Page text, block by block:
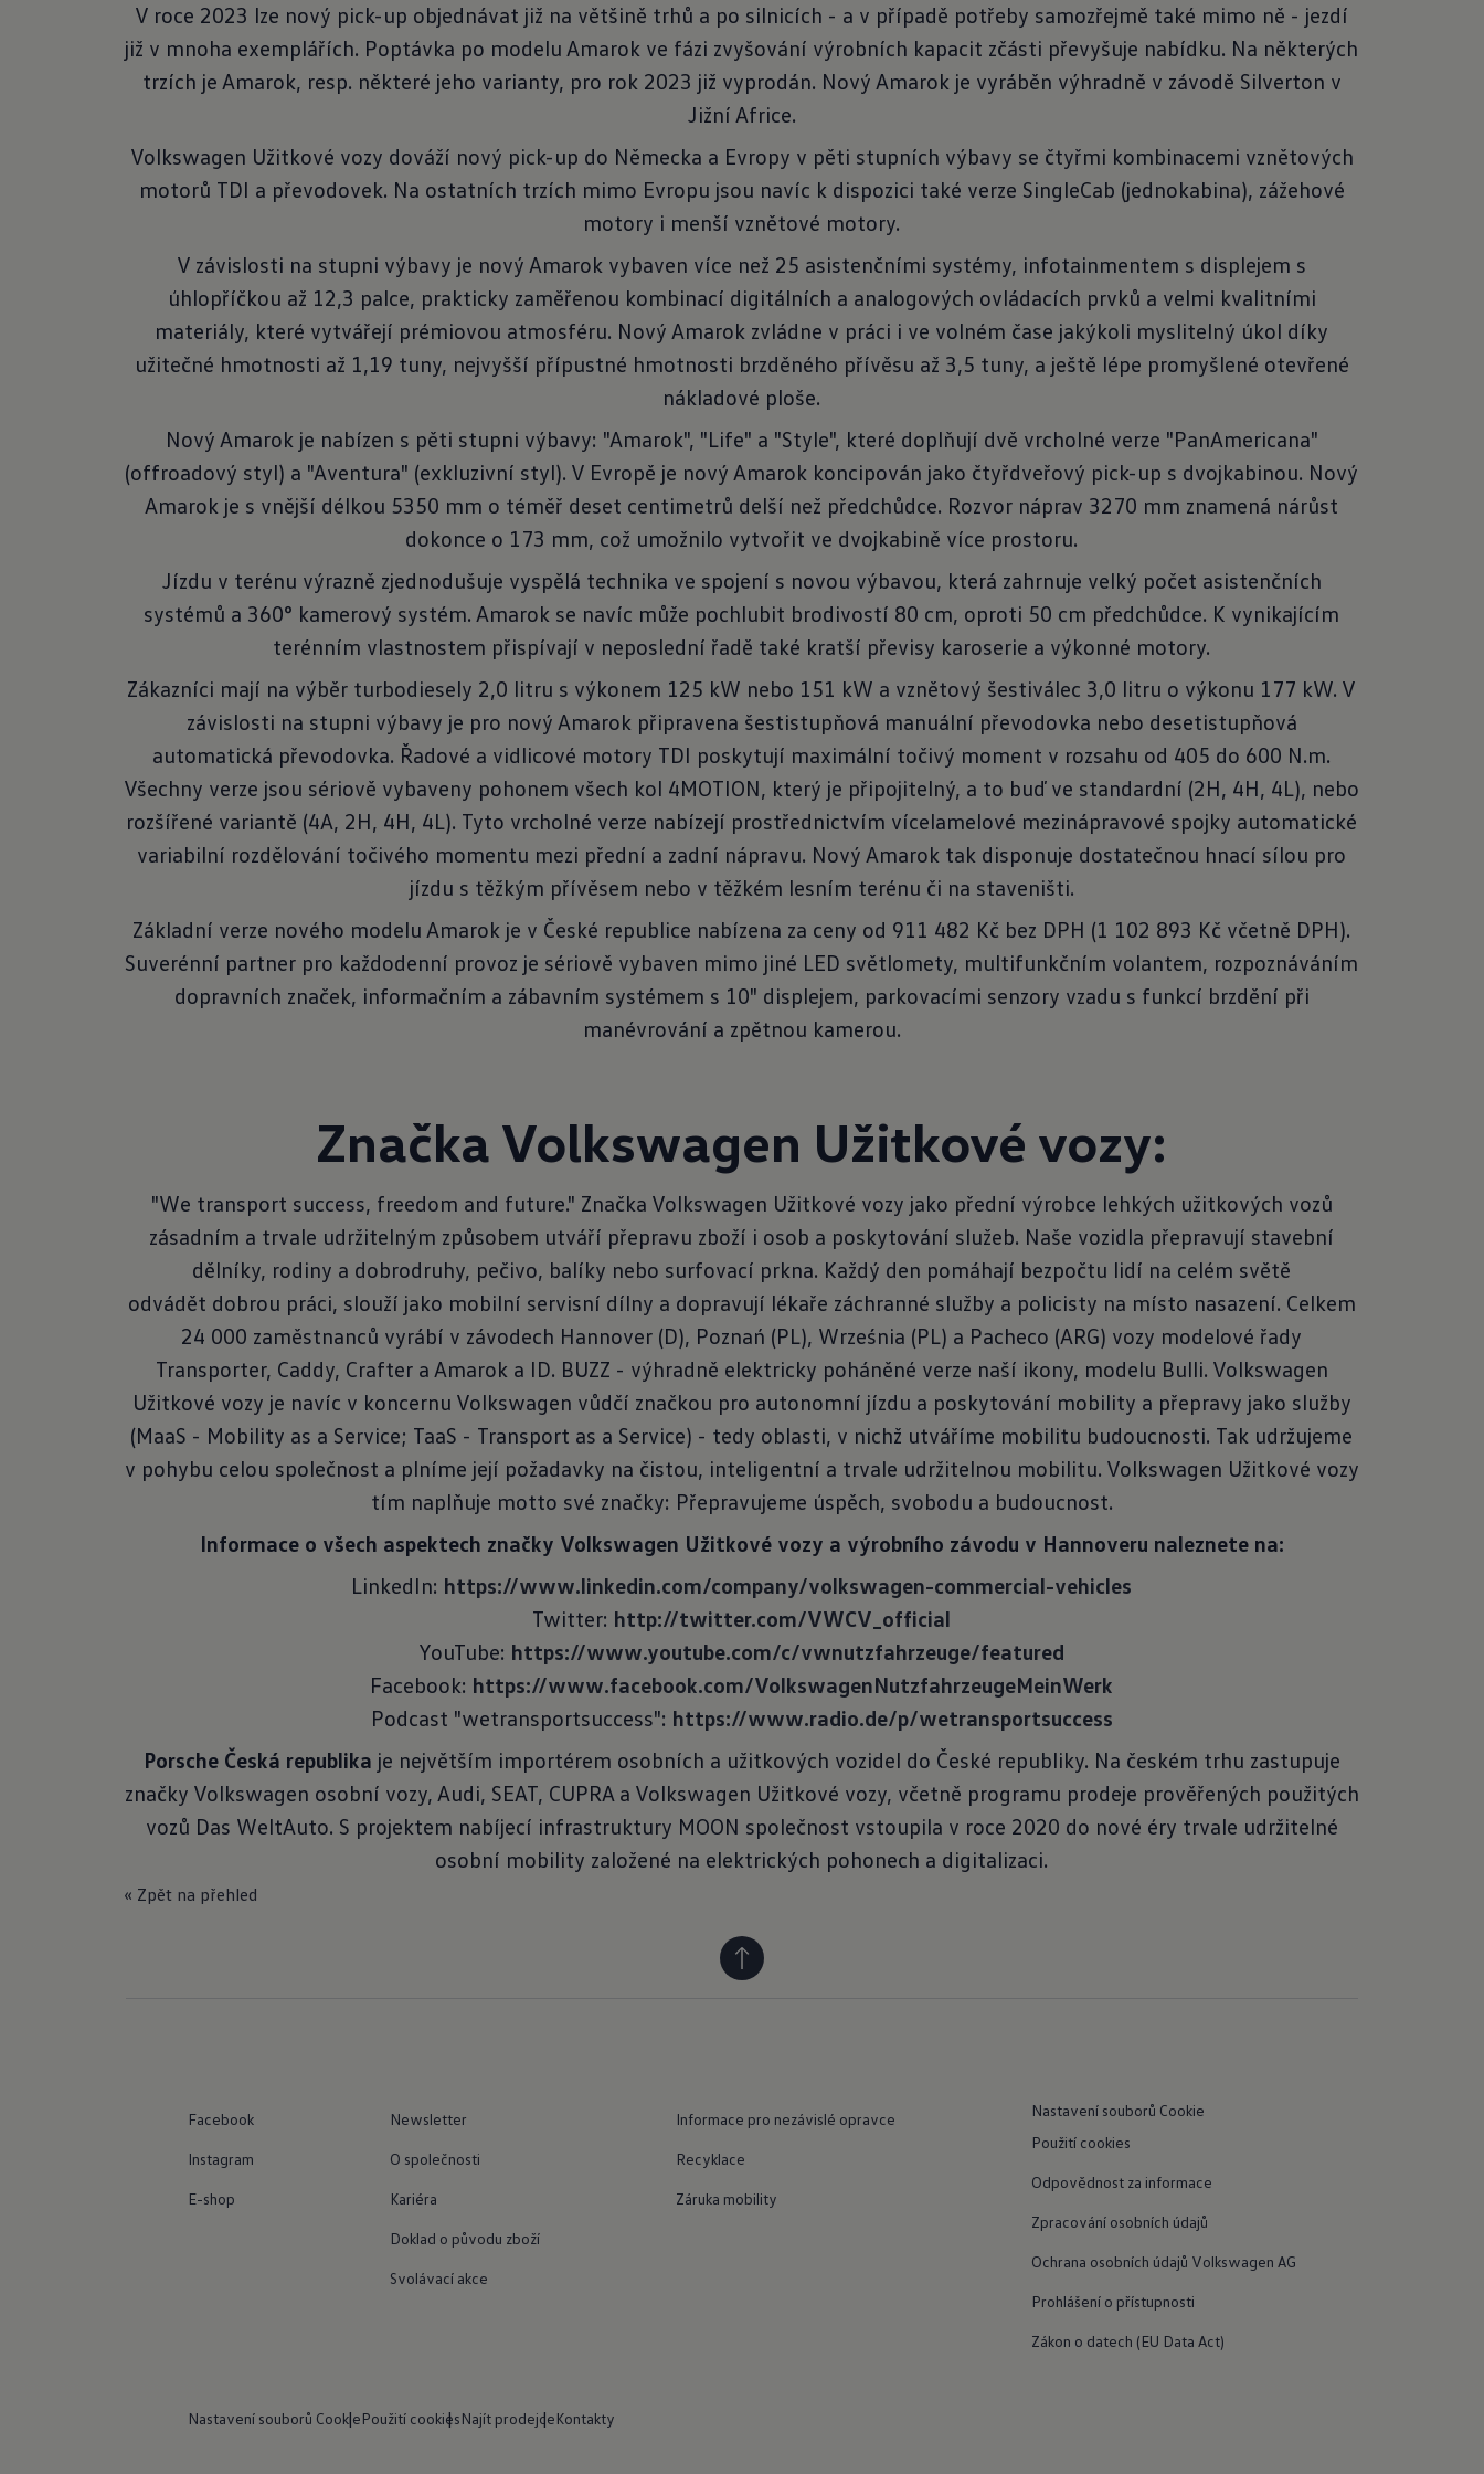
V roce 2023 lze nový pick-up objednávat již na většině trhů a po silnicích - a v případě potřeby samozřejmě také mimo ně - jezdí
již v mnoha exemplářích. Poptávka po modelu Amarok ve fázi zvyšování výrobních kapacit zčásti převyšuje nabídku. Na některých
trzích je Amarok, resp. některé jeho varianty, pro rok 2023 již vyprodán. Nový Amarok je vyráběn výhradně v závodě Silverton v
Jižní Africe.
Volkswagen Užitkové vozy dováží nový pick-up do Německa a Evropy v pěti stupních výbavy se čtyřmi kombinacemi vznětových
motorů TDI a převodovek. Na ostatních trzích mimo Evropu jsou navíc k dispozici také verze SingleCab (jednokabina), zážehové
motory i menší vznětové motory.
V závislosti na stupni výbavy je nový Amarok vybaven více než 25 asistenčními systémy, infotainmentem s displejem s
úhlopříčkou až 12,3 palce, prakticky zaměřenou kombinací digitálních a analogových ovládacích prvků a velmi kvalitními
materiály, které vytvářejí prémiovou atmosféru. Nový Amarok zvládne v práci i ve volném čase jakýkoli myslitelný úkol díky
užitečné hmotnosti až 1,19 tuny, nejvyšší přípustné hmotnosti brzděného přívěsu až 3,5 tuny, a ještě lépe promyšlené otevřené
nákladové ploše.
Nový Amarok je nabízen s pěti stupni výbavy: "Amarok", "Life" a "Style", které doplňují dvě vrcholné verze "PanAmericana"
(offroadový styl) a "Aventura" (exkluzivní styl). V Evropě je nový Amarok koncipován jako čtyřdveřový pick-up s dvojkabinou. Nový
Amarok je s vnější délkou 5350 mm o téměř deset centimetrů delší než předchůdce. Rozvor náprav 3270 mm znamená nárůst
dokonce o 173 mm, což umožnilo vytvořit ve dvojkabině více prostoru.
Jízdu v terénu výrazně zjednodušuje vyspělá technika ve spojení s novou výbavou, která zahrnuje velký počet asistenčních
systémů a 360° kamerový systém. Amarok se navíc může pochlubit brodivostí 80 cm, oproti 50 cm předchůdce. K vynikajícím
terénním vlastnostem přispívají v neposlední řadě také kratší převisy karoserie a výkonné motory.
Zákazníci mají na výběr turbodiesely 2,0 litru s výkonem 125 kW nebo 151 kW a vznětový šestiválec 3,0 litru o výkonu 177 kW. V
závislosti na stupni výbavy je pro nový Amarok připravena šestistupňová manuální převodovka nebo desetistupňová
automatická převodovka. Řadové a vidlicové motory TDI poskytují maximální točivý moment v rozsahu od 405 do 600 N.m.
Všechny verze jsou sériově vybaveny pohonem všech kol 4MOTION, který je připojitelný, a to buď ve standardní (2H, 4H, 4L), nebo
rozšířené variantě (4A, 2H, 4H, 4L). Tyto vrcholné verze nabízejí prostřednictvím vícelamelové mezinápravové spojky automatické
variabilní rozdělování točivého momentu mezi přední a zadní nápravu. Nový Amarok tak disponuje dostatečnou hnací sílou pro
jízdu s těžkým přívěsem nebo v těžkém lesním terénu či na staveništi.
Základní verze nového modelu Amarok je v České republice nabízena za ceny od 911 482 Kč bez DPH (1 102 893 Kč včetně DPH).
Suverénní partner pro každodenní provoz je sériově vybaven mimo jiné LED světlomety, multifunkčním volantem, rozpoznáváním
dopravních značek, informačním a zábavním systémem s 10" displejem, parkovacími senzory vzadu s funkcí brzdění při
manévrování a zpětnou kamerou.
Značka Volkswagen Užitkové vozy:
"We transport success, freedom and future." Značka Volkswagen Užitkové vozy jako přední výrobce lehkých užitkových vozů
zásadním a trvale udržitelným způsobem utváří přepravu zboží i osob a poskytování služeb. Naše vozidla přepravují stavební
dělníky, rodiny a dobrodruhy, pečivo, balíky nebo surfovací prkna. Každý den pomáhají bezpočtu lidí na celém světě
odvádět dobrou práci, slouží jako mobilní servisní dílny a dopravují lékaře záchranné služby a policisty na místo nasazení. Celkem
24 000 zaměstnanců vyrábí v závodech Hannover (D), Poznań (PL), Września (PL) a Pacheco (ARG) vozy modelové řady
Transporter, Caddy, Crafter a Amarok a ID. BUZZ - výhradně elektricky poháněné verze naší ikony, modelu Bulli. Volkswagen
Užitkové vozy je navíc v koncernu Volkswagen vůdčí značkou pro autonomní jízdu a poskytování mobility a přepravy jako služby
(MaaS - Mobility as a Service; TaaS - Transport as a Service) - tedy oblasti, v nichž utváříme mobilitu budoucnosti. Tak udržujeme
v pohybu celou společnost a plníme její požadavky na čistou, inteligentní a trvale udržitelnou mobilitu. Volkswagen Užitkové vozy
tím naplňuje motto své značky: Přepravujeme úspěch, svobodu a budoucnost.
Informace o všech aspektech značky Volkswagen Užitkové vozy a výrobního závodu v Hannoveru naleznete na:
LinkedIn: https://www.linkedin.com/company/volkswagen-commercial-vehicles
Twitter: http://twitter.com/VWCV_official
YouTube: https://www.youtube.com/c/vwnutzfahrzeuge/featured
Facebook: https://www.facebook.com/VolkswagenNutzfahrzeugeMeinWerk
Podcast "wetransportsuccess": https://www.radio.de/p/wetransportsuccess
Porsche Česká republika je největším importérem osobních a užitkových vozidel do České republiky. Na českém trhu zastupuje
značky Volkswagen osobní vozy, Audi, SEAT, CUPRA a Volkswagen Užitkové vozy, včetně programu prodeje prověřených použitých
vozů Das WeltAuto. S projektem nabíjecí infrastruktury MOON společnost vstoupila v roce 2020 do nové éry trvale udržitelné
osobní mobility založené na elektrických pohonech a digitalizaci.
« Zpět na přehled
Facebook
Instagram
E-shop
Newsletter
O společnosti
Kariéra
Doklad o původu zboží
Svolávací akce
Informace pro nezávislé opravce
Recyklace
Záruka mobility
Nastavení souborů Cookie
Použití cookies
Odpovědnost za informace
Zpracování osobních údajů
Ochrana osobních údajů Volkswagen AG
Prohlášení o přístupnosti
Zákon o datech (EU Data Act)
Nastavení souborů CookiePoužití cookiesNajít prodejceKontakty